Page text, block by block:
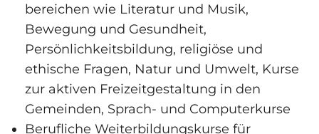
bereichen wie Literatur und Musik,
Bewegung und Gesundheit,
Persönlichkeits­bildung, religiöse und
ethische Fragen, Natur und Umwelt, Kurse
zur aktiven Freizeitgestaltung in den
Gemeinden, Sprach- und Computerkurse
Berufliche Weiterbildungskurse für